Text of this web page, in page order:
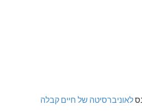
לאוניברסיטה של חיים קבלה